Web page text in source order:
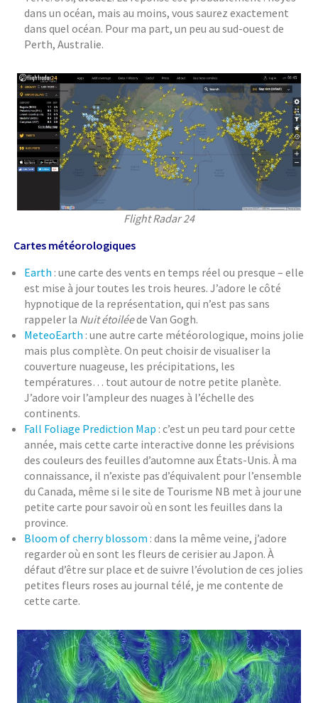
dans un océan, mais au moins, vous saurez exactement
dans quel océan. Pour ma part, un peu au sud-ouest de
Perth, Australie.
Flight Radar 24
Cartes météorologiques
Earth : une carte des vents en temps réel ou presque – elle
est mise à jour toutes les trois heures. J’adore le côté
hypnotique de la représentation, qui n’est pas sans
rappeler la Nuit étoiléede Van Gogh.
MeteoEarth : une autre carte météorologique, moins jolie
mais plus complète. On peut choisir de visualiser la
couverture nuageuse, les précipitations, les
températures… tout autour de notre petite planète.
J’adore voir l’ampleur des nuages à l’échelle des
continents.
Fall Foliage Prediction Map : c’est un peu tard pour cette
année, mais cette carte interactive donne les prévisions
des couleurs des feuilles d’automne aux États-Unis. À ma
connaissance, il n’existe pas d’équivalent pour l’ensemble
du Canada, même si le site de Tourisme NB met à jour une
petite carte pour savoir où en sont les feuilles dans la
province.
Bloom of cherry blossom : dans la même veine, j’adore
regarder où en sont les fleurs de cerisier au Japon. À
défaut d’être sur place et de suivre l’évolution de ces jolies
petites fleurs roses au journal télé, je me contente de
cette carte.